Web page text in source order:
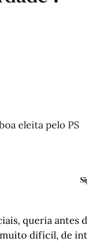
eleita pelo PS
queria antes
difícil, de